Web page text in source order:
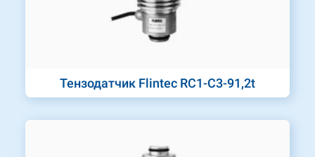
Тензодатчик Flintec RC1-C3-91,2t